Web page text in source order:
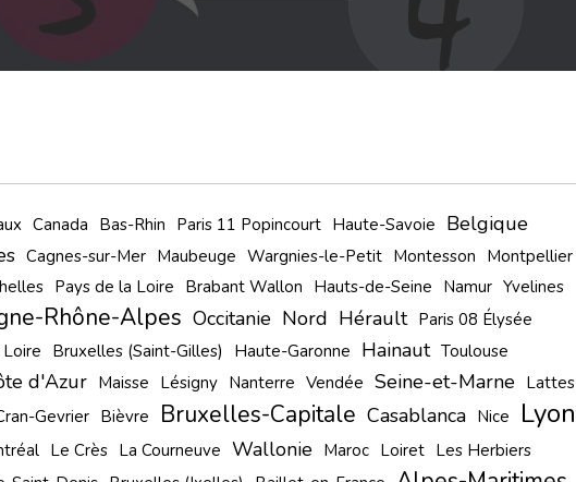
Canada Bas-Rhin Paris 11 Popincourt Haute-Savoie Belgique
Cagnes-sur-Mer Maubeuge Wargnies-le-Petit Montesson Montpellier
Pays de la Loire Brabant Wallon Hauts-de-Seine Namur Yvelines
Rhône-Alpes Occitanie Nord Hérault Paris 08 Élysée
Bruxelles (Saint-Gilles) Haute-Garonne Hainaut Toulouse
d'Azur Maisse Lésigny Nanterre Vendée Seine-et-Marne Lattes
Gevrier Bièvre Bruxelles-Capitale Casablanca Nice Lyon
Le Crès La Courneuve Wallonie Maroc Loiret Les Herbiers